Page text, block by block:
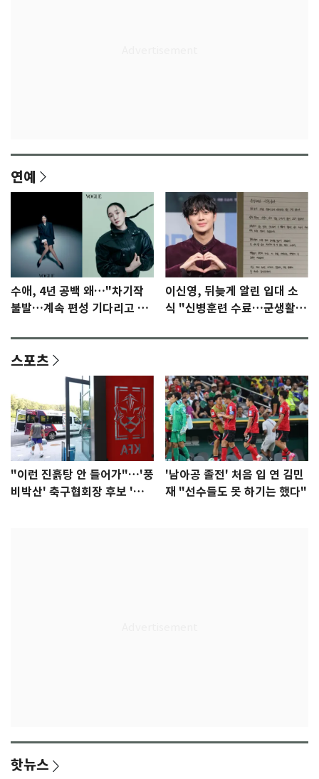
연예
수애, 4년 공백 왜…"차기작
불발…계속 편성 기다리고 있
이신영, 뒤늦게 알린 입대 소
식 "신병훈련 수료…군생활
스포츠
"이런 진흙탕 안 들어가"…'풍
비박산' 축구협회장 후보 '실
'남아공 졸전' 처음 입 연 김민
재 "선수들도 못 하기는 했다"
핫뉴스